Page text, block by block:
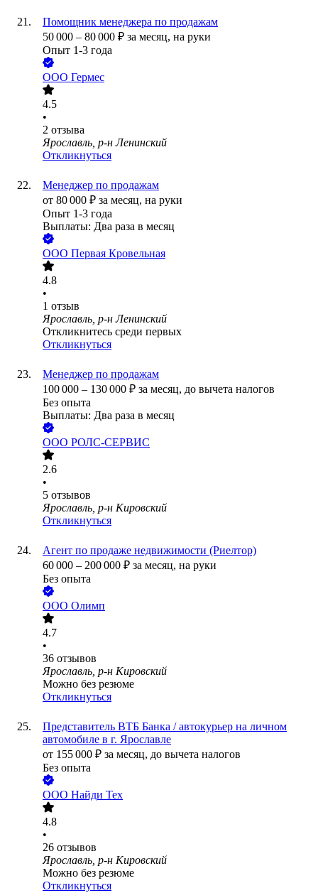
Помощник менеджера по продажам
50 000 – 80 000 ₽ за месяц, на руки
Опыт 1-3 года
ООО Гермес
4.5
•
2 отзыва
Ярославль, р-н Ленинский
Откликнуться
Менеджер по продажам
от 80 000 ₽ за месяц, на руки
Опыт 1-3 года
Выплаты: Два раза в месяц
ООО Первая Кровельная
4.8
•
1 отзыв
Ярославль, р-н Ленинский
Откликнитесь среди первых
Откликнуться
Менеджер по продажам
100 000 – 130 000 ₽ за месяц, до вычета налогов
Без опыта
Выплаты: Два раза в месяц
ООО РОЛС-СЕРВИС
2.6
•
5 отзывов
Ярославль, р-н Кировский
Откликнуться
Агент по продаже недвижимости (Риелтор)
60 000 – 200 000 ₽ за месяц, на руки
Без опыта
ООО Олимп
4.7
•
36 отзывов
Ярославль, р-н Кировский
Можно без резюме
Откликнуться
Представитель ВТБ Банка / автокурьер на личном
автомобиле в г. Ярославле
от 155 000 ₽ за месяц, до вычета налогов
Без опыта
ООО Найди Тех
4.8
•
26 отзывов
Ярославль, р-н Кировский
Можно без резюме
Откликнуться